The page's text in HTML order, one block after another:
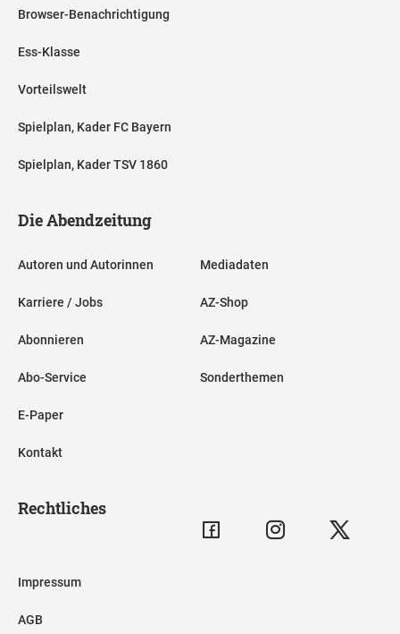
Browser-Benachrichtigung
Ess-Klasse
Vorteilswelt
Spielplan, Kader FC Bayern
Spielplan, Kader TSV 1860
Die Abendzeitung
Autoren und Autorinnen
Karriere / Jobs
Abonnieren
Abo-Service
E-Paper
Kontakt
Mediadaten
AZ-Shop
AZ-Magazine
Sonderthemen
Rechtliches
Impressum
AGB